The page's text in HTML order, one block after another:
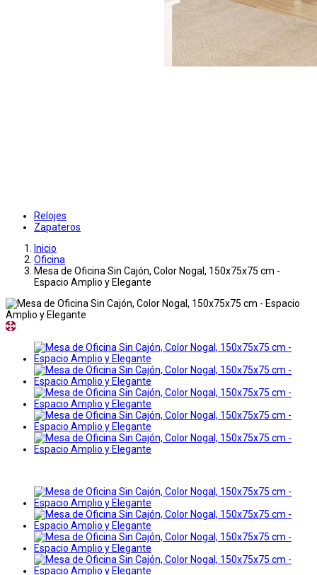
Relojes
Zapateros
Inicio
Oficina
Mesa de Oficina Sin Cajón, Color Nogal, 150x75x75 cm -
Espacio Amplio y Elegante